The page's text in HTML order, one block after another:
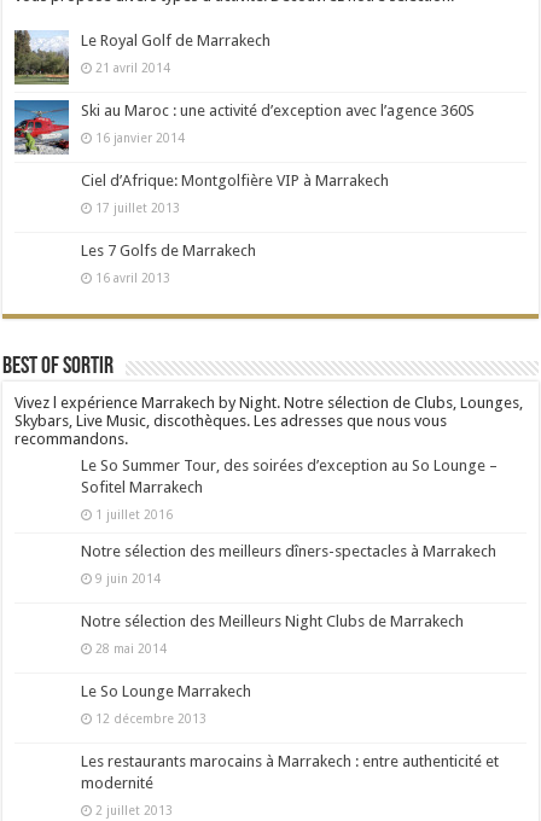
Le Royal Golf de Marrakech
21 avril 2014
Ski au Maroc : une activité d’exception avec l’agence 360S
16 janvier 2014
Ciel d’Afrique: Montgolfière VIP à Marrakech
17 juillet 2013
Les 7 Golfs de Marrakech
16 avril 2013
Best Of Sortir
Vivez l expérience Marrakech by Night. Notre sélection de Clubs, Lounges,
Skybars, Live Music, discothèques. Les adresses que nous vous
recommandons.
Le So Summer Tour, des soirées d’exception au So Lounge –
Sofitel Marrakech
1 juillet 2016
Notre sélection des meilleurs dîners-spectacles à Marrakech
9 juin 2014
Notre sélection des Meilleurs Night Clubs de Marrakech
28 mai 2014
Le So Lounge Marrakech
12 décembre 2013
Les restaurants marocains à Marrakech : entre authenticité et
modernité
2 juillet 2013